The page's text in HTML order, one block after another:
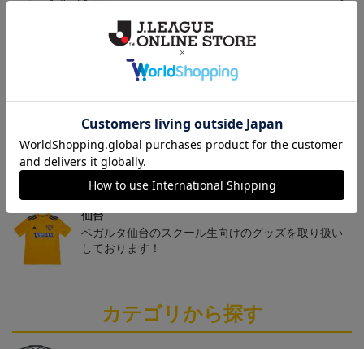
仙台
チームマスコットグッズは、サポーターやファン必
見！今すぐチェックしてみてください！
仙台
ベガルタ仙台のスクール生向けのグッズを取り扱い
しております！
カテゴリから探す